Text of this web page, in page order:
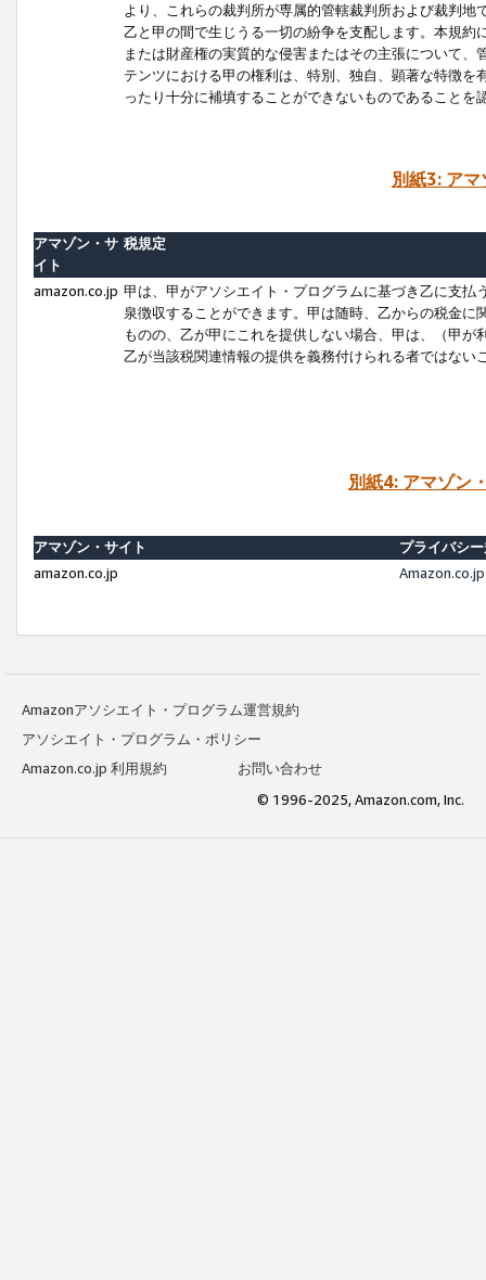
より、これらの裁判所が専属的管轄裁判所および裁判
乙と甲の間で生じうる一切の紛争を支配します。本規
または財産権の実質的な侵害またはその主張について
テンツにおける甲の権利は、特別、独自、顕著な特徴
ったり十分に補填することができないものであることを
別紙3: ア
アマゾン・サ
イト
税規定
amazon.co.jp 甲は、甲がアソシエイト・プログラムに基づき乙に支
泉徴収することができます。甲は随時、乙からの税金
ものの、乙が甲にこれを提供しない場合、甲は、（甲
乙が当該税関連情報の提供を義務付けられる者ではな
別紙4: アマゾン
アマゾン・サイト
プライバシ
amazon.co.jp
Amazonアソシエイト・プログラム運営規約
アソシエイト・プログラム・ポリシー
Amazon.co.jp 利用規約
お問い合わせ
© 1996-2025, Amazon.com, Inc.